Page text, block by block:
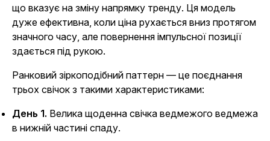
що вказує на зміну напрямку тренду. Ця модель
дуже ефективна, коли ціна рухається вниз протягом
значного часу, але повернення імпульсної позиції
здається під рукою.
Ранковий зіркоподібний паттерн — це поєднання
трьох свічок з такими характеристиками:
День 1. Велика щоденна свічка ведмежого ведмежа
в нижній частині спаду.